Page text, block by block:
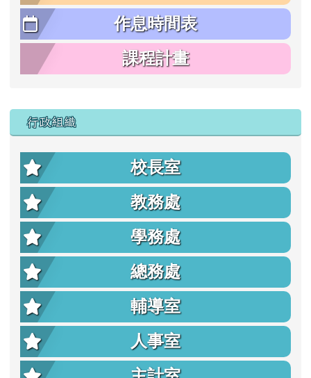
作息時間表
課程計畫
行政組織
校長室
教務處
學務處
總務處
輔導室
人事室